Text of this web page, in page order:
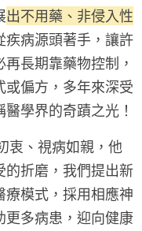
出不用藥、非侵入性
疾病源頭著手，讓許
長期靠藥物控制，
偏方，多年來深受
學界的奇蹟之光！
、視病如親，他
的折磨，我們提出新
模式，採用相應神
更多病患，迎向健康